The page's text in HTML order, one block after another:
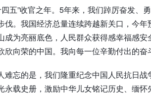
五”收官之年。5年来，我们踔厉奋发
伐。我国经济总量连续跨越新关口，今
成为亮丽底色，人民群众获得感幸福感
欣向荣的中国。我向每一位辛勤付出的奋
难忘的是，我们隆重纪念中国人民抗日
永载史册，激励中华儿女铭记历史、缅